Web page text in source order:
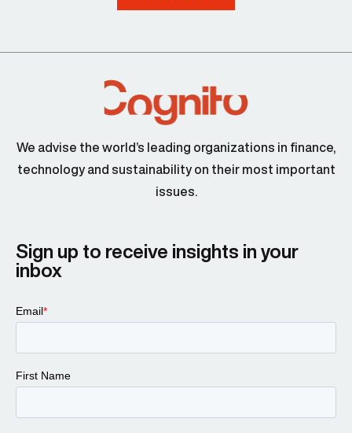
We advise the world’s leading organizations in finance,
technology and sustainability on their most important
issues.
Sign up to receive insights in your
inbox